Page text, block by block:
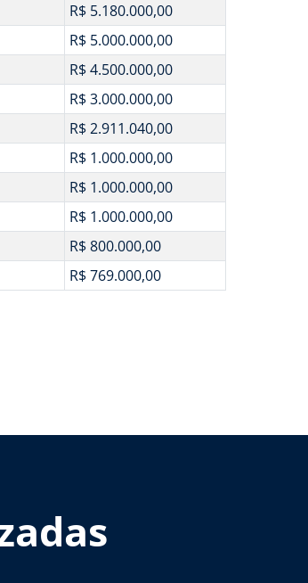
R$ 5.180.000,00
R$ 5.000.000,00
R$ 4.500.000,00
R$ 3.000.000,00
R$ 2.911.040,00
R$ 1.000.000,00
R$ 1.000.000,00
R$ 1.000.000,00
R$ 800.000,00
R$ 769.000,00